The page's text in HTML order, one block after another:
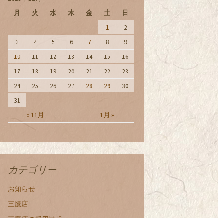
月
火 水 木 金 土 日
« 11月 1月 »
1
2
3
4 5 6 7 8
9
10
11 12 13 14 15
16
17
18 19 20 21 22
23
24
25 26 27 28 29
30
31
カテゴリー
お知らせ
三鷹店